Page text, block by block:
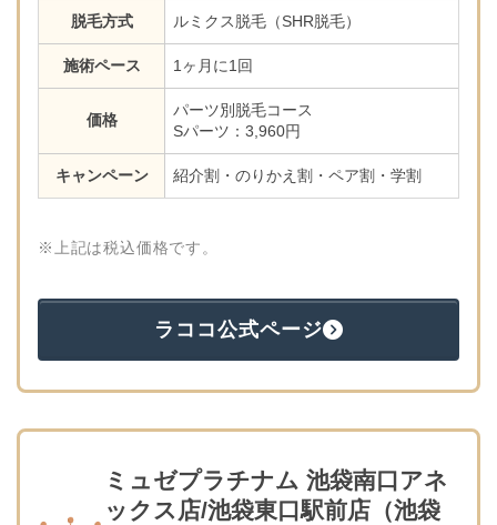
脱毛方式 ルミクス脱毛（SHR脱毛）
施術ペース 1ヶ月に1回
価格
パーツ別脱毛コース
Sパーツ：3,960円
キャンペーン 紹介割・のりかえ割・ペア割・学割
※上記は税込価格です。
ラココ公式ページ
ミュゼプラチナム 池袋南口アネ
ックス店/池袋東口駅前店（池袋